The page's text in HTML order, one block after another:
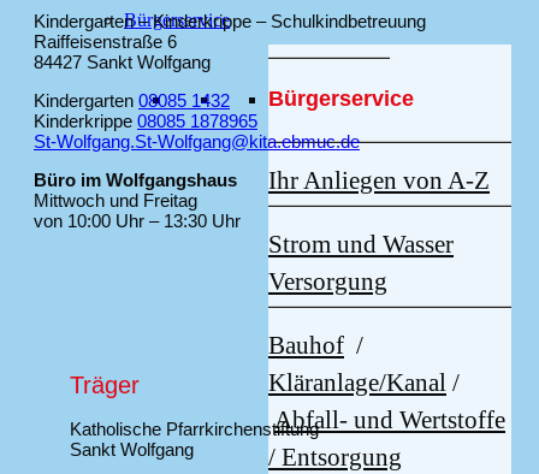
Bürgerservice
Bürgerservice
Ihr Anliegen von A-Z
Strom und Wasser
Versorgung
Bauhof /
Kläranlage/Kanal /
Abfall- und Wertstoffe
/ Entsorgung
Kindergarten – Kinderkrippe – Schulkindbetreuung
Raiffeisenstraße 6
84427 Sankt Wolfgang
Kindergarten 08085 1432
Kinderkrippe 08085 1878965
St-Wolfgang.St-Wolfgang@kita.ebmuc.de
Büro im Wolfgangshaus
Mittwoch und Freitag
von 10:00 Uhr – 13:30 Uhr
Träger
Katholische Pfarrkirchenstiftung
Sankt Wolfgang